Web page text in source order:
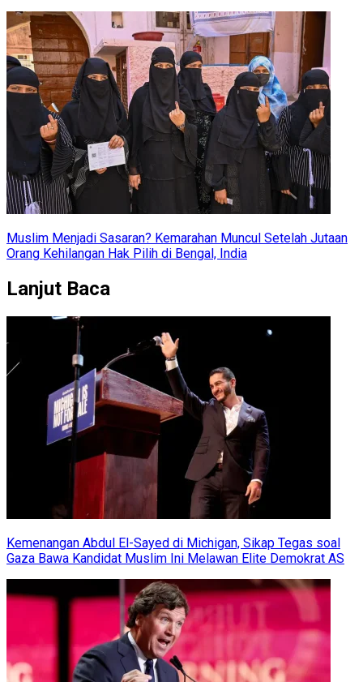
Muslim Menjadi Sasaran? Kemarahan Muncul Setelah Jutaan
Orang Kehilangan Hak Pilih di Bengal, India
Lanjut Baca
Kemenangan Abdul El-Sayed di Michigan, Sikap Tegas soal
Gaza Bawa Kandidat Muslim Ini Melawan Elite Demokrat AS